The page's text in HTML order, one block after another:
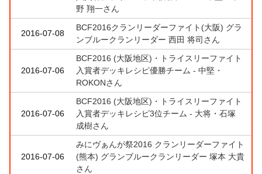
野 翔一さん
2016-07-08
BCF2016クランリーダーファイト(大阪) グラ
ンブルークランリーダー 西田 将司さん
2016-07-06
BCF2016 (大阪地区)・トライスリーファイト
入賞者デッキレシピ優勝チーム - 中堅・
ROKONさん
2016-07-06
BCF2016 (大阪地区)・トライスリーファイト
入賞者デッキレシピ3位チーム - 大将・石塚
成樹さん
2016-07-06
みにヴぁんが祭2016 クランリーダーファイト
(熊本) グランブルークランリーダー 塚本 大貴
さん